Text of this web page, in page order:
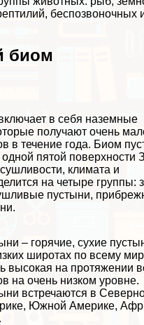
беспозвоночных
биом
в себя наземные
получают очень
в течение года. Биом
пятой поверхности
климата и
на четыре группы:
пустыни,
– горячие, сухие
широтах по всему
высокая на протяжении
на очень низком уровне.
встречаются в
Южной Америке,